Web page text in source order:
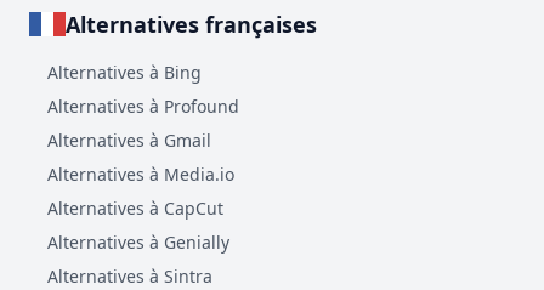
Alternatives françaises
Alternatives à Bing
Alternatives à Profound
Alternatives à Gmail
Alternatives à Media.io
Alternatives à CapCut
Alternatives à Genially
Alternatives à Sintra